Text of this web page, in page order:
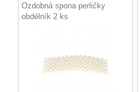
Ozdobná spona perličky
obdélník 2 ks